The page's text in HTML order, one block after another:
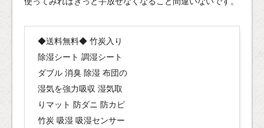
◆送料無料◆ 竹炭入り
除湿シート 調湿シート
ダブル 消臭 除湿 布団の
湿気を強力吸収 湿気取
りマット 防ダニ 防カビ
竹炭 吸湿 吸湿センサー